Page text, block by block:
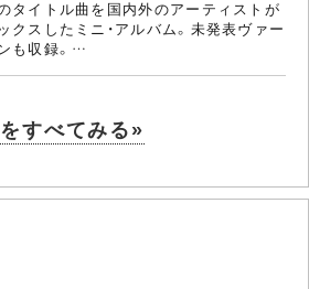
タイトル曲を国内外のアーティストが
クスしたミニ・アルバム。未発表ヴァー
も収録。…
をすべてみる»